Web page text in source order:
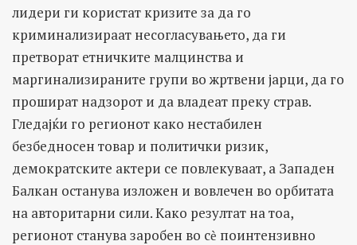
лидери ги користат кризите за да го
криминализираат несогласувањето, да ги
претворат етничките малцинства и
маргинализираните групи во жртвени јарци, да го
прошират надзорот и да владеат преку страв.
Гледајќи го регионот како нестабилен
безбедносен товар и политички ризик,
демократските актери се повлекуваат, а Западен
Балкан останува изложен и вовлечен во орбитата
на авторитарни сили. Како резултат на тоа,
регионот станува заробен во сѐ поинтензивно